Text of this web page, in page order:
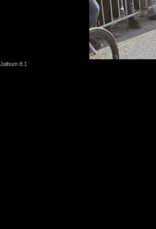
Jalbum 8.1